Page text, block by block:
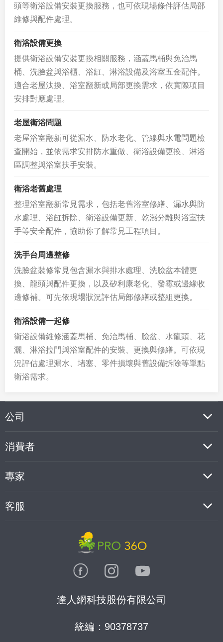
頭等衛浴設備安裝更換服務，也可依現場條件評估局部
維修與配件處理。
衛浴設備更換
提供衛浴設備安裝更換相關服務，涵蓋馬桶與免治馬
桶、洗臉盆與浴櫃、浴缸、淋浴設備及浴室五金配件。
適合老屋汰換、浴室翻新或局部更換需求，依實際項目
安排對應處理。
老屋衛浴問題
老屋浴室翻新可從漏水、防水老化、管線與水電問題檢
查開始，並依需求安排防水重做、衛浴設備更換、淋浴
區調整與浴室扶手安裝。
衛浴老舊處理
整理浴室翻新常見需求，包括老舊浴室修繕、漏水與防
水處理、浴缸拆除、衛浴設備更新、乾濕分離與浴室扶
手等安全配件，協助你了解常見工程項目。
洗手台周邊整修
洗臉盆裝修常見包含漏水與排水處理、洗臉盆本體更
換、龍頭與配件更換，以及矽利康老化、發霉或邊緣收
邊修補。可先依現場狀況評估局部修繕或整組更換。
衛浴設備一起修
衛浴設備維修涵蓋馬桶、免治馬桶、臉盆、水龍頭、花
灑、淋浴拉門與浴室配件的安裝、更換與修繕。可依現
況評估處理漏水、堵塞、零件損壞與舊設備拆除等單點
衛浴需求。
公司
消費者
專家
客服
達人網科技股份有限公司
統編：90378737